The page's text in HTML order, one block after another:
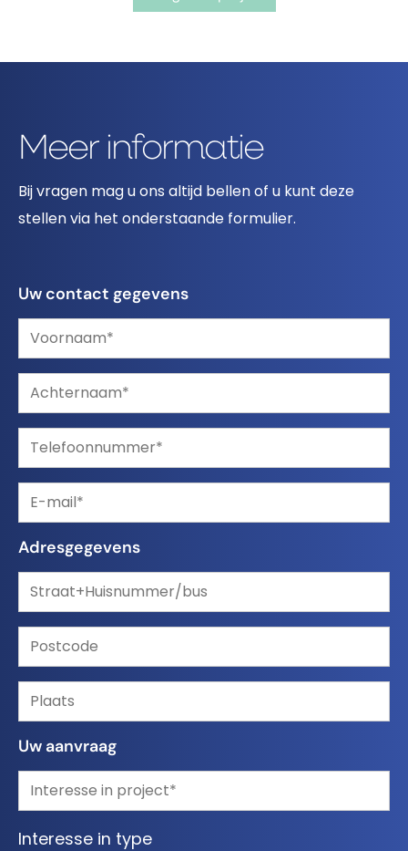
Uw contact gegevens
Adresgegevens
Uw aanvraag
Interesse in type
Meer informatie
Bij vragen mag u ons altijd bellen of u kunt deze
stellen via het onderstaande formulier.